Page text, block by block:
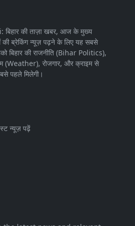
की ताज़ा खबर, आज के मुख्य
की ब्रेकिंग न्यूज़ पढ़ने के लिए यह सबसे
बिहार की राजनीति (Bihar Politics),
(Weather), रोजगार, और क्राइम से
पहले मिलेगी।
न्यूज़ पढ़ें